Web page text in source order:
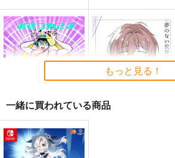
黒白のアヴェスター 1
神座万象・第十四機
関
専売 2,178円（税込）
カート
ぽに子の食レポごはん
図鑑3
なぐもカレー部
2,200円（税込）
オリジナル
おきつねさまヒメコ
RS 1
もっと見る！
一緒に買われている商品